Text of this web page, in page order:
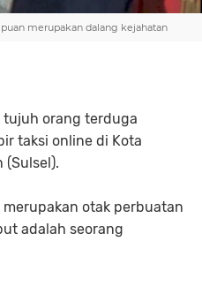
merupakan dalang kejahatan
tujuh orang terduga
taksi online di Kota
(Sulsel).
otak perbuatan
adalah seorang